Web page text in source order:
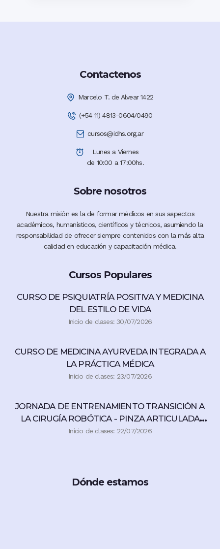
Contactenos
Marcelo T. de Alvear 1422
(+54 11) 4813-0604/0490
cursos@idhs.org.ar
Lunes a Viernes
de 10:00 a 17:00hs.
Sobre nosotros
Nuestra misión es la de formar médicos en sus aspectos
académicos, humanísticos, científicos y técnicos, asumiendo la
responsabilidad de ofrecer siempre contenidos con la más alta
calidad en educación y capacitación médica.
Cursos Populares
CURSO DE PSIQUIATRÍA POSITIVA Y MEDICINA
DEL ESTILO DE VIDA
Inicio de clases: 30/07/2026
CURSO DE MEDICINA AYURVEDA INTEGRADA A
LA PRÁCTICA MÉDICA
Inicio de clases: 23/07/2026
JORNADA DE ENTRENAMIENTO TRANSICIÓN A
LA CIRUGÍA ROBÓTICA - PINZA ARTICULADA
360°
Inicio de clases: 22/07/2026
Dónde estamos